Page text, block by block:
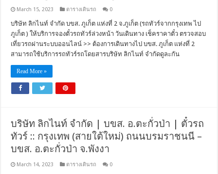
March 15, 2023 ตารางเดินรถ 0
บริษัท ลิกไนท์ จำกัด บขส. ภูเก็ต แห่งที่ 2 จ.ภูเก็ต (รถทัวร์จากกรุงเทพ ไป
ภูเก็ต ) ให้บริการจองตั๋วรถทัวร์ล่วงหน้า วันเดินทาง เช็คราคาตั๋ว ตรวจสอบ
เที่ยวรถผ่านระบบออนไลน์ >> ต้องการเดินทางไป บขส. ภูเก็ต แห่งที่ 2
สามารถใช้บริการรถทัวร์รถโดยสารบริษัท ลิกไนท์ จำกัดดูละกัน
Read More »
บริษัท ลิกไนท์ จำกัด | บขส. อ.ตะกั่วป่า | ตั๋วรถ
ทัวร์ :: กรุงเทพ (สายใต้ใหม่) ถนนบรมราชนนี –
บขส. อ.ตะกั่วป่า จ.พังงา
March 14, 2023 ตารางเดินรถ 0